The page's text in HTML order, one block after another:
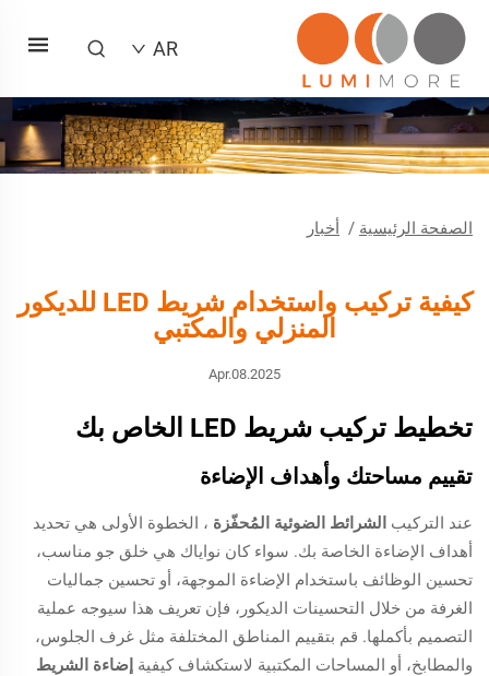
AR
الصفحة الرئيسية/ أخبار
كيفية تركيب واستخدام شريط LED للديكور
المنزلي والمكتبي
Apr.08.2025
تخطيط تركيب شريط LED الخاص بك
تقييم مساحتك وأهداف الإضاءة
عند التركيب الشرائط الضوئية المُحفّزة ، الخطوة الأولى هي تحديد
أهداف الإضاءة الخاصة بك. سواء كان نواياك هي خلق جو مناسب،
تحسين الوظائف باستخدام الإضاءة الموجهة، أو تحسين جماليات
الغرفة من خلال التحسينات الديكور، فإن تعريف هذا سيوجه عملية
التصميم بأكملها. قم بتقييم المناطق المختلفة مثل غرف الجلوس،
والمطابخ، أو المساحات المكتبية لاستكشاف كيفية إضاءة الشريط